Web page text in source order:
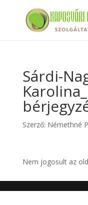
Sárdi-
Szerző: Némethné
Nem jogosult az